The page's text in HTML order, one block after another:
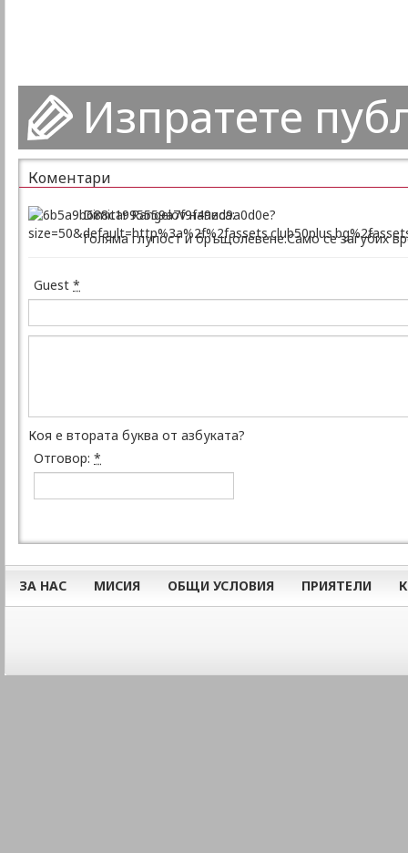
Изпратете
Коментари
Dimitar Rangelov написа:
Голяма глупост и бръщолевене.Само се загубих
Guest *
Коя е втората буква от азбуката?
Отговор: *
ЗА НАС МИСИЯ ОБЩИ УСЛОВИЯ ПРИЯТЕЛИ